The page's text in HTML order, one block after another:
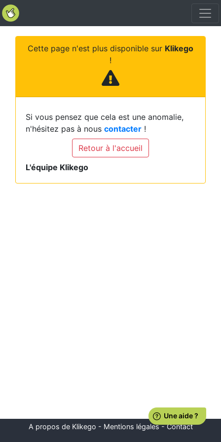
Cette page n'est plus disponible sur Klikego
!
Si vous pensez que cela est une anomalie,
n'hésitez pas à nous contacter !
Retour à l'accueil
L'équipe Klikego
A propos de Klikego - Mentions légales-Contact